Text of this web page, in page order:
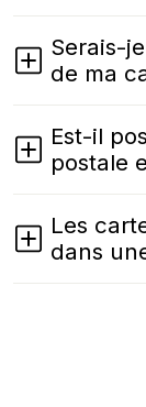
Serais-
de ma
Est-il
postale
Les
dans